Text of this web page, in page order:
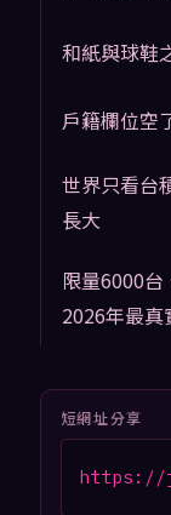
和紙與球鞋
戶籍欄位空
世界只看台
長大
限量6000
2026年最
短網址分享
https://